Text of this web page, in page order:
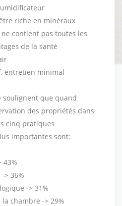
riche en minéraux
contient pas toutes les
de la santé
entretien minimal
soulignent que quand
des propriétés dans
cinq pratiques
importantes sont:
43%
> 36%
-> 31%
chambre -> 29%